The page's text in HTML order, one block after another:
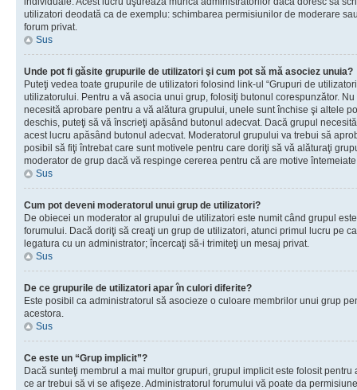
utilizatori deodată ca de exemplu: schimbarea permisiunilor de moderare
forum privat.
Sus
Unde pot fi găsite grupurile de utilizatori şi cum pot să mă asociez unuia?
Puteţi vedea toate grupurile de utilizatori folosind link-ul “Grupuri de
utilizatorului. Pentru a vă asocia unui grup, folosiţi butonul corespunzător.
necesită aprobare pentru a vă alătura grupului, unele sunt închise şi altele
deschis, puteţi să vă înscrieţi apăsând butonul adecvat. Dacă grupul
acest lucru apăsând butonul adecvat. Moderatorul grupului va trebui să
posibil să fiţi întrebat care sunt motivele pentru care doriţi să vă alăturaţi
moderator de grup dacă vă respinge cererea pentru că are motive
Sus
Cum pot deveni moderatorul unui grup de utilizatori?
De obiecei un moderator al grupului de utilizatori este numit când grupul
forumului. Dacă doriţi să creaţi un grup de utilizatori, atunci primul lucru pe
legatura cu un administrator; încercaţi să-i trimiteţi un mesaj privat.
Sus
De ce grupurile de utilizatori apar în culori diferite?
Este posibil ca administratorul să asocieze o culoare membrilor unui grup
acestora.
Sus
Ce este un “Grup implicit”?
Dacă sunteţi membrul a mai multor grupuri, grupul implicit este folosit
ce ar trebui să vi se afişeze. Administratorul forumului vă poate da